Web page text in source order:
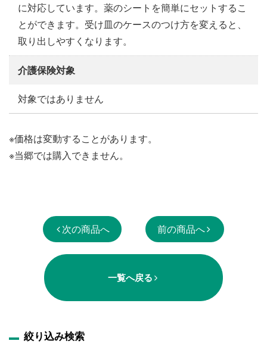
に対応しています。薬のシートを簡単にセットするこ
とができます。受け皿のケースのつけ方を変えると、
取り出しやすくなります。
介護保険対象
対象ではありません
※価格は変動することがあります。
※当郷では購入できません。
次の商品へ 前の商品へ
一覧へ戻る
絞り込み検索